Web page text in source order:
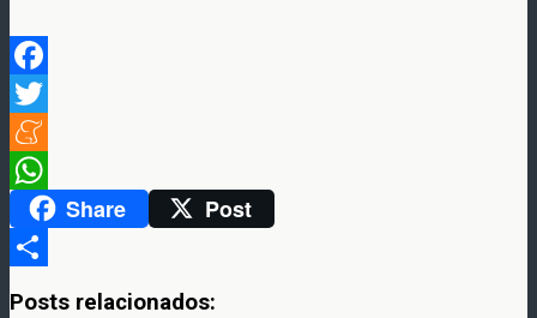
Facebook
Twitter
Meneame
WhatsAppShare Post
Posts relacionados: